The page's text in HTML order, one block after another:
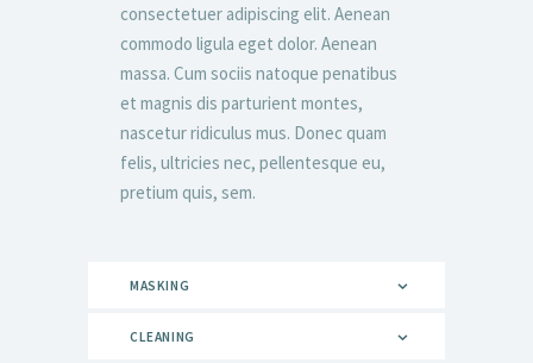
consectetuer adipiscing elit. Aenean
commodo ligula eget dolor. Aenean
massa. Cum sociis natoque penatibus
et magnis dis parturient montes,
nascetur ridiculus mus. Donec quam
felis, ultricies nec, pellentesque eu,
pretium quis, sem.
MASKING
CLEANING